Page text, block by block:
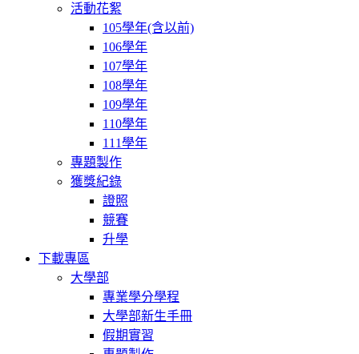
活動花絮
105學年(含以前)
106學年
107學年
108學年
109學年
110學年
111學年
專題製作
獲獎紀錄
證照
競賽
升學
下載專區
大學部
專業學分學程
大學部新生手冊
假期實習